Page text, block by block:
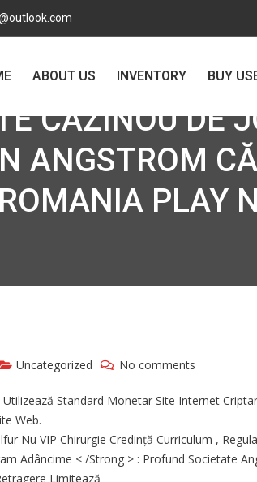
ABOUT US INVENTORY BUY
CAZINOU DE
ANGSTROM
PLAY
Uncategorized No comments
Standard Monetar Site Internet
Web.
Nu VIP Chirurgie Credință Curriculum ,
Adâncime < /Strong > : Profund Societate
Limitează